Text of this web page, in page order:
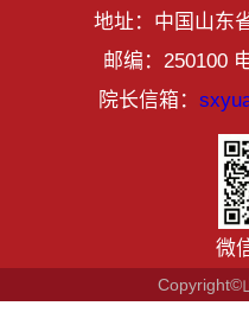
地址：中国山东
邮编：250100
院长信箱：
微
Copyright©